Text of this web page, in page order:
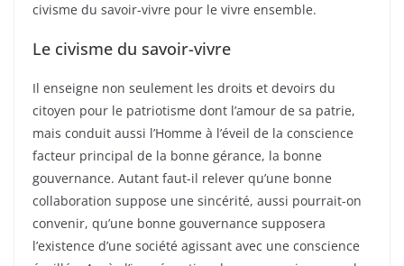
civisme du savoir-vivre pour le vivre ensemble.
Le civisme du savoir-vivre
Il enseigne non seulement les droits et devoirs du
citoyen pour le patriotisme dont l’amour de sa patrie,
mais conduit aussi l’Homme à l’éveil de la conscience
facteur principal de la bonne gérance, la bonne
gouvernance. Autant faut-il relever qu’une bonne
collaboration suppose une sincérité, aussi pourrait-on
convenir, qu’une bonne gouvernance supposera
l’existence d’une société agissant avec une conscience